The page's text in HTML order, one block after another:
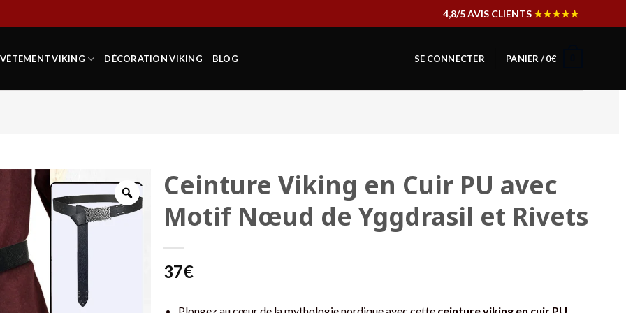
4,8/5 AVIS CLIENTS★★★★★
VÊTEMENT VIKING DÉCORATION VIKING BLOG SE CONNECTER PANIER /0€
Ceinture Viking en Cuir PU avec
Motif Nœud de Yggdrasil et Rivets
37€